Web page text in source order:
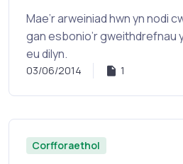
Mae’r arweiniad hwn yn nodi
gan esbonio’r gweithdrefnau
eu dilyn.
03/06/2014 1
Corfforaethol